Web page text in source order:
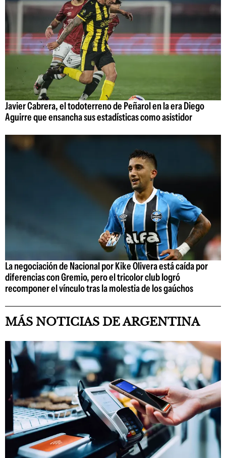
Javier Cabrera, el todoterreno de Peñarol en la era Diego
Aguirre que ensancha sus estadísticas como asistidor
La negociación de Nacional por Kike Olivera está caída por
diferencias con Gremio, pero el tricolor club logró
recomponer el vínculo tras la molestia de los gaúchos
MÁS NOTICIAS DE ARGENTINA